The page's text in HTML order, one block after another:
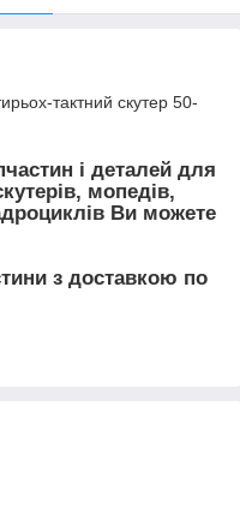
тактний скутер 50-
і деталей для
мопедів,
Ви можете
з доставкою по